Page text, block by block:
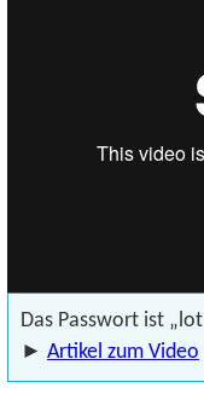
Das Passwort ist
► Artikel zum Video